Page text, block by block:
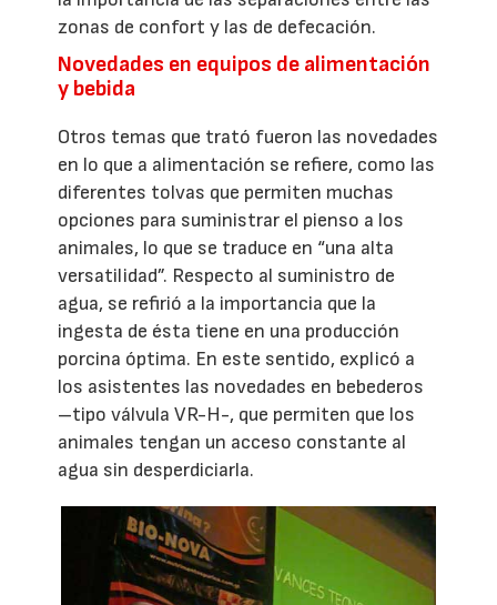
zonas de confort y las de defecación.
Novedades en equipos de alimentación
y bebida
Otros temas que trató fueron las novedades
en lo que a alimentación se refiere, como las
diferentes tolvas que permiten muchas
opciones para suministrar el pienso a los
animales, lo que se traduce en “una alta
versatilidad”. Respecto al suministro de
agua, se refirió a la importancia que la
ingesta de ésta tiene en una producción
porcina óptima. En este sentido, explicó a
los asistentes las novedades en bebederos
–tipo válvula VR-H-, que permiten que los
animales tengan un acceso constante al
agua sin desperdiciarla.